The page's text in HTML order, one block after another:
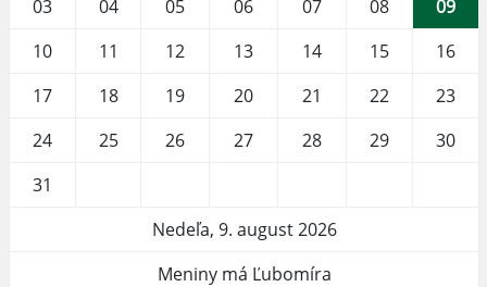
03
04 05 06 07 08
09
10
11 12 13 14 15
16
17
18 19 20 21 22
23
24
25 26 27 28 29
30
31
Nedeľa, 9. august 2026
Meniny má Ľubomíra